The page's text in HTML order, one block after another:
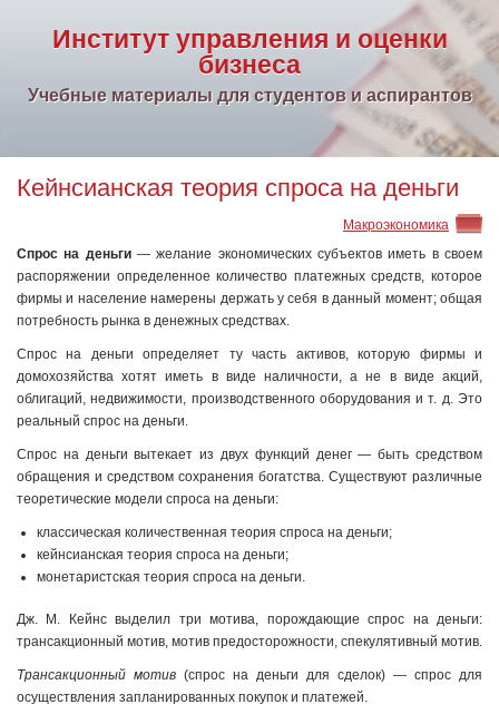
Институт управления и оценки
бизнеса
Учебные материалы для студентов и аспирантов
Кейнсианская теория спроса на деньги
Макроэкономика
Спрос на деньги— желание экономических субъектов иметь в своем
распоряжении определенное количество платежных средств, которое
фирмы и население намерены держать у себя в данный момент; общая
потребность рынка в денежных средствах.
Спрос на деньги определяет ту часть активов, которую фирмы и
домохозяйства хотят иметь в виде наличности, а не в виде акций,
облигаций, недвижимости, производственного оборудования и т. д. Это
реальный спрос на деньги.
Спрос на деньги вытекает из двух функций денег — быть средством
обращения и средством сохранения богатства. Существуют различные
теоретические модели спроса на деньги:
классическая количественная теория спроса на деньги;
кейнсианская теория спроса на деньги;
монетаристская теория спроса на деньги.
Дж. М. Кейнс выделил три мотива, порождающие спрос на деньги:
трансакционный мотив, мотив предосторожности, спекулятивный мотив.
Трансакционный мотив (спрос на деньги для сделок) — спрос для
осуществления запланированных покупок и платежей.